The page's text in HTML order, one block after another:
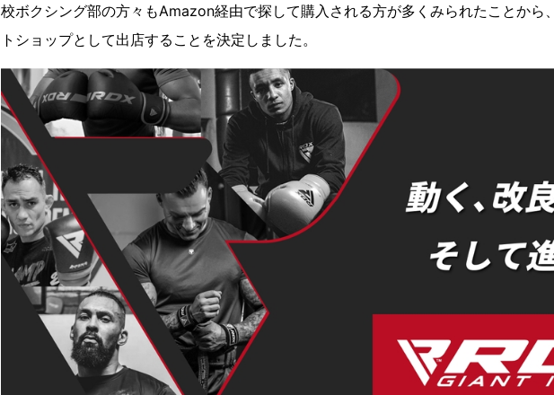
校ボクシング部の方々もAmazon経由で探して購入される方が多くみられたことから
トショップとして出店することを決定しました。